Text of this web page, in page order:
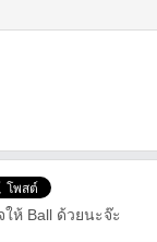
ห้ Ball ด้วยนะจ๊ะ